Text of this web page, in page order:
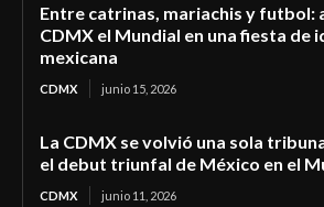
Entre catrinas, mariachis y futbol:
CDMX el Mundial en una fiesta de
mexicana
CDMX junio 15, 2026
La CDMX se volvió una sola
el debut triunfal de México en el
CDMX junio 11, 2026